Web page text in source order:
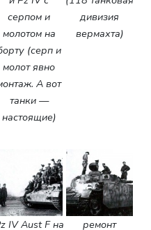
серпом и
молотом на
(серп и
молот явно
А вот
танки —
настоящие)
дивизия
вермахта)
IV Aust F на
ремонт